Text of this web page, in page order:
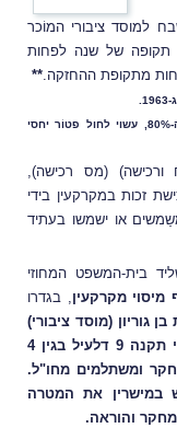
למוסד ציבורי המוֹכר
תקופה של שנה לפחות
**
** עם זאת, במקרה ולא מתקיים התנאי בדבר תקופת ה-80%, עשוי לחול פטוֹר יחסי
(שבח ורכישה) (מס רכישה),
שיעור מופחת (0.5%) ברכישת זכות במקרקעין בידי
או ישמשו בעתיד
בית-המשפט המחוזי
מיסוי מקרקעין, בגדרו
גוריון (מוסד ציבורי)
זכאית לשלם מס רכישה בשיעור המופחת לפי תקנה 9 דלעיל בגין 4
ומשתלמים מחו"ל.
במישרין את המטרה
מחקר והוראה.